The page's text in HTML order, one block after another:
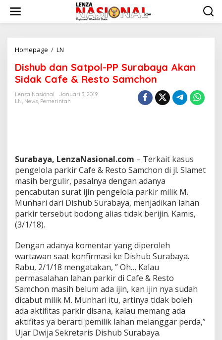
w
Homepage / LN
s
h
u
b
d
p
o
l
-
P
P
S
u
b
a
y
a
A
k
a
n
i
d
Dishub dan Satpol-PP Surabaya Akan
Sidak Cafe & Resto Samchon
Lenza Nasional
Januari 3, 2019
LN, News, Pemerintah
Surabaya, LenzaNasional.com – Terkait kasus
pengelola parkir Cafe & Resto Samchon di jl. Slamet
masih bergulir, pasalnya dengan adanya
pencabutan surat ijin pengelola parkir milik M.
Munhari dari Dishub Surabaya, menjadikan lahan
parkir tersebut bodong alias tidak berijin. Kamis,
(3/1/18).
Dengan adanya komentar yang diperoleh
wartawan saat konfirmasi ke Dishub Surabaya.
Rabu, 2/1/18 mengatakan, ” Oh… Kalau
permasalahan lahan parkir di Cafe & Resto
Samchon masih belum ada ijin, kan ijin nya sudah
dicabut milik M. Munhari itu, artinya tidak boleh
ada aktifitas parkir disana, kalau memang ada
aktifitas ya berarti pemilik lahan melanggar perda,”
Ujar Dwija Sekretaris Dishub Surabaya.